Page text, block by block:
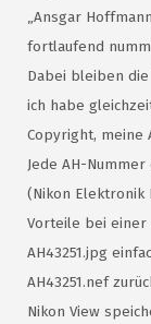
„Ansgar
fortlaufend
Dabei bleiben
ich habe
Copyright, meine
Jede AH-
(Nikon Elektronik
Vorteile bei einer
AH43251.jpg
AH43251.nef
Nikon View